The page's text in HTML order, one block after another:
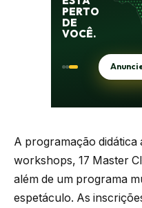
A programação
workshops, 17 Master
além de um programa
espetáculo. As